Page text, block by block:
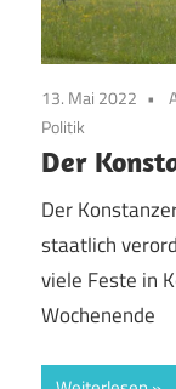
13. Mai 2022
Politik
Der
Der
staatlich
viele Feste in
Wochenende